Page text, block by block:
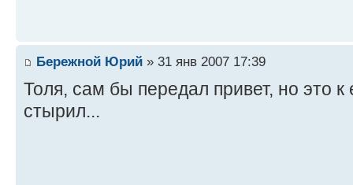
Бережной Юрий » 31 янв 2007 17:39
Толя, сам бы передал привет, но это
стырил...